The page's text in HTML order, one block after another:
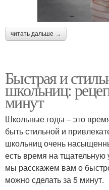
читать дальше →
Быстрая и
школьниц:
минут
Школьные годы – это
быть стильной и
школьниц очень
есть время на тщательную
мы расскажем вам о
можно сделать за 5 минут.